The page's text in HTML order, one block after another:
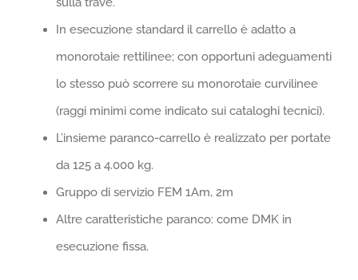
In esecuzione standard il carrello è adatto a
monorotaie rettilinee; con opportuni adeguamenti
lo stesso può scorrere su monorotaie curvilinee
(raggi minimi come indicato sui cataloghi tecnici).
L’insieme paranco-carrello è realizzato per portate
da 125 a 4.000 kg.
Gruppo di servizio FEM 1Am, 2m
Altre caratteristiche paranco: come DMK in
esecuzione fissa.